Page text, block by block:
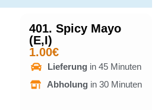
401. Spicy Mayo
(E,I)
1.00€
Lieferung in 45 Minuten
Abholung in 30 Minuten